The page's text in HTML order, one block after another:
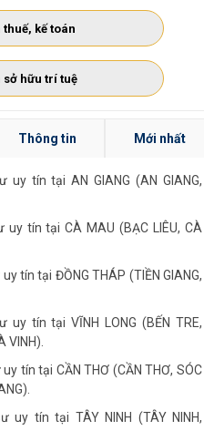
thuế, kế toán
sở hữu trí tuệ
Thông tin Mới nhất
uy tín tại AN GIANG (AN GIANG,
uy tín tại CÀ MAU (BẠC LIÊU, CÀ
tín tại ĐỒNG THÁP (TIỀN GIANG,
uy tín tại VĨNH LONG (BẾN TRE,
VINH).
tín tại CẦN THƠ (CẦN THƠ, SÓC
uy tín tại TÂY NINH (TÂY NINH,